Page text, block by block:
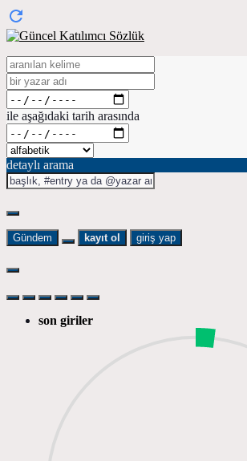
ile aşağıdaki tarih arasında
detaylı arama
Gündem kayıt ol giriş yap
son giriler